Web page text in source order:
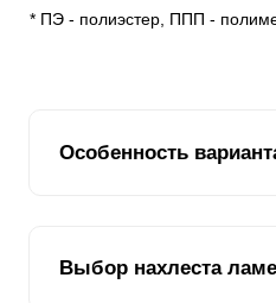
* ПЭ - полиэстер, ППП -
Особенность
Этот вариант забора
сторон - как со стороны
Выбор нахлеста